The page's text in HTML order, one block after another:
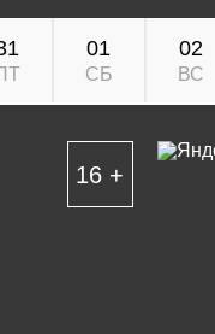
01
СБ
02
ВС
16 +